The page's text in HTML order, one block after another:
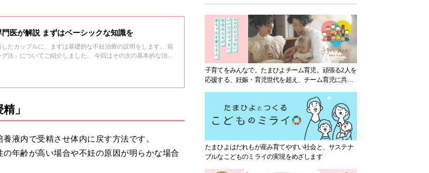
医が解説 まずはベーシックな知識を
たカップルに、まずは基礎的な不妊治療の説明をします。 前
法」についてご紹介しました。 今回はその次の基本的な治療
」
液内で受精させ体内に戻す方法です。
年齢が高い場合や不妊の原因が明らかな場合
子育てをみんなで。たまひよチーム育児。頑張る2人を
応援する、妊娠・育児世代を超え、チーム育児に共感
たまひよはだれもが産み育てやすい社会と、サステナ
ブルなこどものミライの実現をめざします